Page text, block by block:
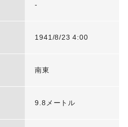
-
1941/8/23 4:00
南東
9.8メートル